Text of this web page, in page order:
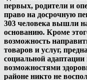
первых, родители и
право на досрочную
303 человека вышли
основанию. Кроме
возможность
товаров и услуг,
социальной
возможностями
районе никто не